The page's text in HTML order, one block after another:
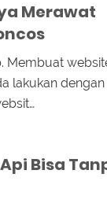
Merawat
Membuat
lakukan dengan
Bisa